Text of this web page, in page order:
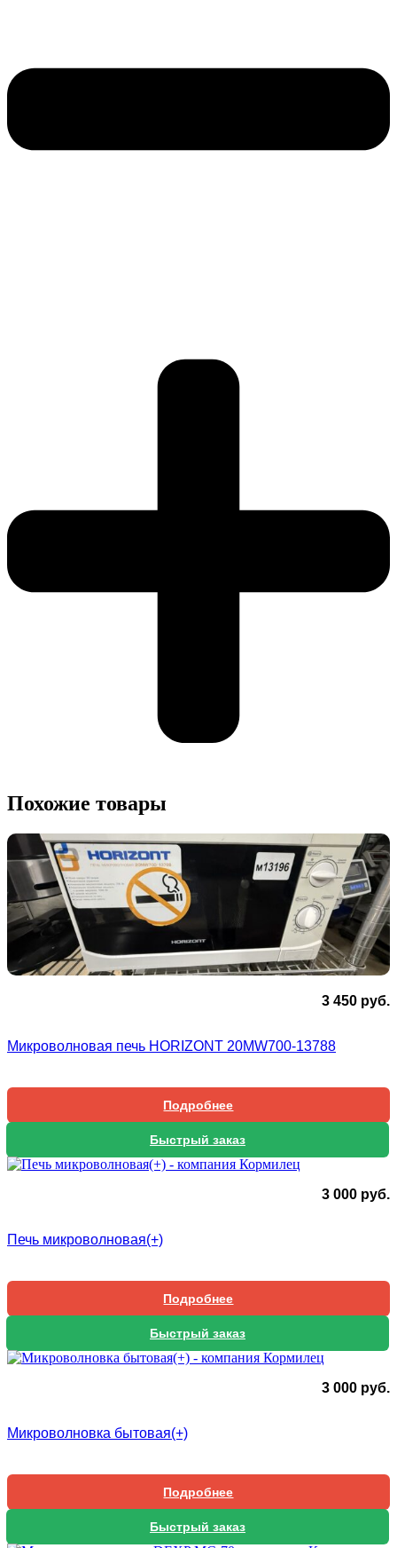
Похожие товары
3 450 руб.
Микроволновая печь HORIZONT 20MW700-13788
Подробнее
Быстрый заказ
3 000 руб.
Печь микроволновая(+)
Подробнее
Быстрый заказ
3 000 руб.
Микроволновка бытовая(+)
Подробнее
Быстрый заказ